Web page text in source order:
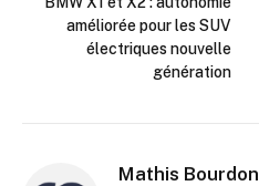
améliorée pour les SUV
électriques nouvelle
génération
Mathis Bourdon